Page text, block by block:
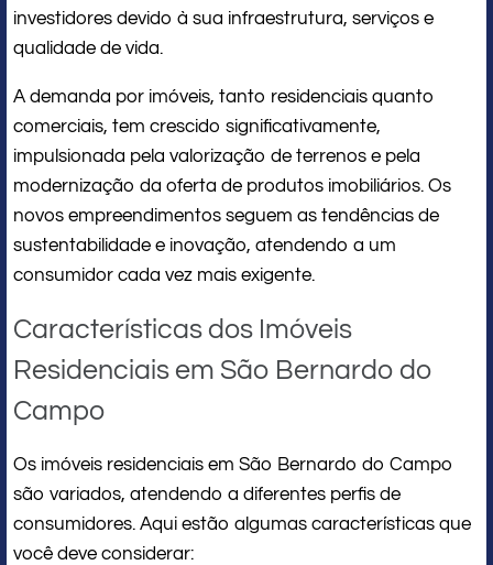
investidores devido à sua infraestrutura, serviços e
qualidade de vida.
A demanda por imóveis, tanto residenciais quanto
comerciais, tem crescido significativamente,
impulsionada pela valorização de terrenos e pela
modernização da oferta de produtos imobiliários. Os
novos empreendimentos seguem as tendências de
sustentabilidade e inovação, atendendo a um
consumidor cada vez mais exigente.
Características dos Imóveis
Residenciais em São Bernardo do
Campo
Os imóveis residenciais em São Bernardo do Campo
são variados, atendendo a diferentes perfis de
consumidores. Aqui estão algumas características que
você deve considerar: